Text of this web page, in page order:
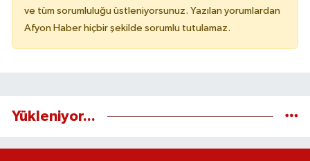
ve tüm sorumluluğu üstleniyorsunuz. Yazılan yorumlardan
Afyon Haber hiçbir şekilde sorumlu tutulamaz.
Yükleniyor...